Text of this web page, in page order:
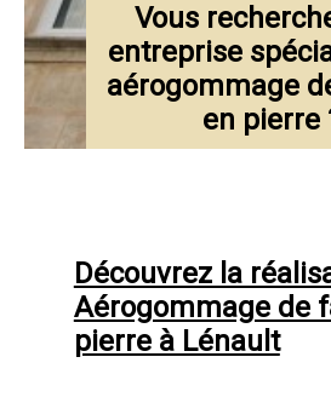
Vous
entreprise
aérogommage
en pierre
Découvrez la
Aérogommage de
pierre à Lénault